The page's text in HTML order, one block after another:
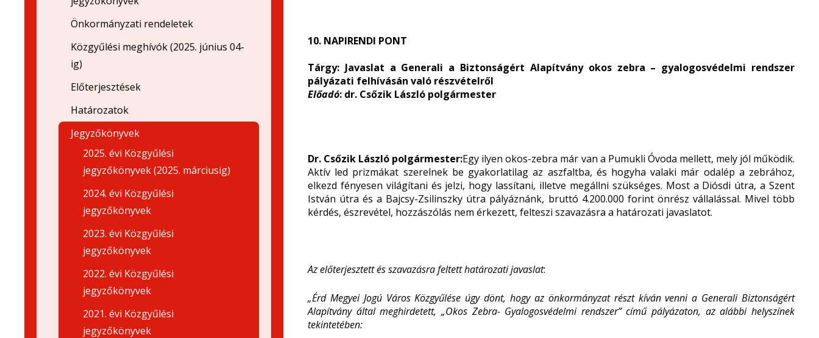
10. NAPIRENDI PONT
Tárgy: Javaslat a Generali a Biztonságért Alapítvány okos zebra – gyalogosvédelmi rendszer
pályázati felhívásán való részvételről
Előadó: dr. Csőzik László polgármester
Dr. Csőzik László polgármester:Egy ilyen okos-zebra már van a Pumukli Óvoda mellett, mely jól működik.
Aktív led prizmákat szerelnek be gyakorlatilag az aszfaltba, és hogyha valaki már odalép a zebrához,
elkezd fényesen világítani és jelzi, hogy lassítani, illetve megállni szükséges. Most a Diósdi útra, a Szent
István útra és a Bajcsy-Zsilinszky útra pályáznánk, bruttó 4.200.000 forint önrész vállalással. Mivel több
kérdés, észrevétel, hozzászólás nem érkezett, felteszi szavazásra a határozati javaslatot.
Az előterjesztett és szavazásra feltett határozati javaslat:
„Érd Megyei Jogú Város Közgyűlése úgy dönt, hogy az önkormányzat részt kíván venni a Generali Biztonságért
Alapítvány által meghirdetett, „Okos Zebra- Gyalogosvédelmi rendszer” című pályázaton, az alábbi helyszínek
tekintetében:
Önkormányzati rendeletek
Közgyűlési meghívók (2025. június 04-
ig)
Előterjesztések
Határozatok
Jegyzőkönyvek
2025. évi Közgyűlési
jegyzőkönyvek (2025. márciusig)
2024. évi Közgyűlési
jegyzőkönyvek
2023. évi Közgyűlési
jegyzőkönyvek
2022. évi Közgyűlési
jegyzőkönyvek
2021. évi Közgyűlési
jegyzőkönyvek